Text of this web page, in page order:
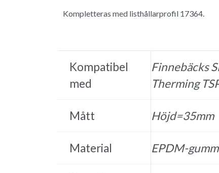
Kompletteras med listhållarprofil 17364.
Kompatibel
med
Finnebäcks
Therming
Mått Höjd=35mm
Material EPDM-